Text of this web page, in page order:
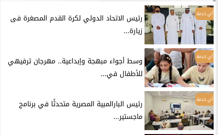
أي خدمة
رئيس الاتحاد الدولي لكرة القدم المصغرة فى
زيارة...
أي خدمة
وسط أجواء مبهجة وإبداعية.. مهرجان ترفيهي
للأطفال في...
أي خدمة
رئيس البارالمبية المصرية متحدثًا في برنامج
ماجستير...